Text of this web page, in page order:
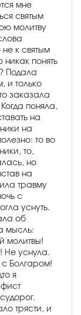
мне
святым
молитву
к святым
понять
Подала
и только
заказала
поняла,
на
на
то во
то,
но
на
травму
с
уснуть.
об
мысль:
молитвы!
Не уснула.
Болгаром!
я
трясти, и